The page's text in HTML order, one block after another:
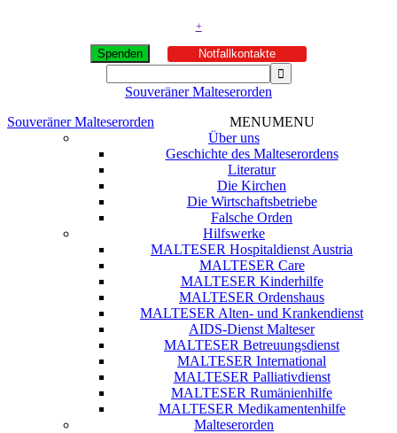
+
Spenden Notfallkontakte
Souveräner Malteserorden
Souveräner Malteserorden
MENUMENU
Über uns
Geschichte des Malteserordens
Literatur
Die Kirchen
Die Wirtschaftsbetriebe
Falsche Orden
Hilfswerke
MALTESER Hospitaldienst Austria
MALTESER Care
MALTESER Kinderhilfe
MALTESER Ordenshaus
MALTESER Alten- und Krankendienst
AIDS-Dienst Malteser
MALTESER Betreuungsdienst
MALTESER International
MALTESER Palliativdienst
MALTESER Rumänienhilfe
MALTESER Medikamentenhilfe
Malteserorden